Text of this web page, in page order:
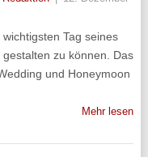
Tag seines
zu können. Das
und Honeymoon
Mehr lesen